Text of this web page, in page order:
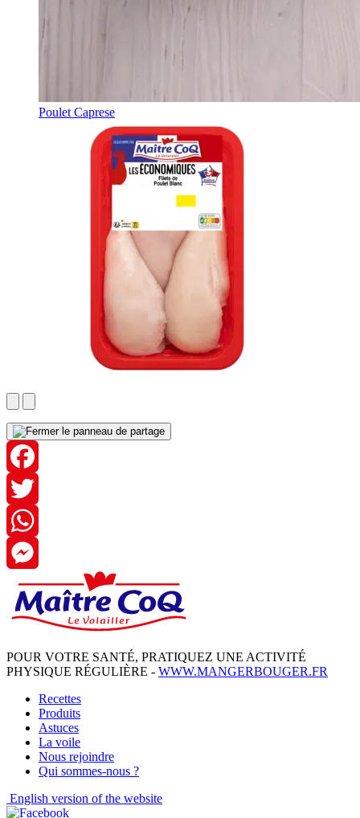
Poulet Caprese
Facebook
Twitter
WhatsApp
Messenger
POUR VOTRE SANTÉ, PRATIQUEZ UNE ACTIVITÉ
PHYSIQUE RÉGULIÈRE - WWW.MANGERBOUGER.FR
Recettes
Produits
Astuces
La voile
Nous rejoindre
Qui sommes-nous ?
English version of the website